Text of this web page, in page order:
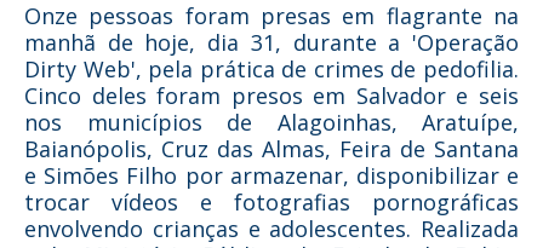
Onze pessoas foram presas em flagrante na
manhã de hoje, dia 31, durante a 'Operação
Dirty Web', pela prática de crimes de pedofilia.
Cinco deles foram presos em Salvador e seis
nos municípios de Alagoinhas, Aratuípe,
Baianópolis, Cruz das Almas, Feira de Santana
e Simões Filho por armazenar, disponibilizar e
trocar vídeos e fotografias pornográficas
envolvendo crianças e adolescentes. Realizada